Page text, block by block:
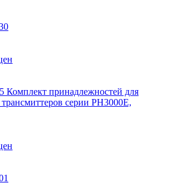
Комплект принадлежностей для
серии PH3000E,